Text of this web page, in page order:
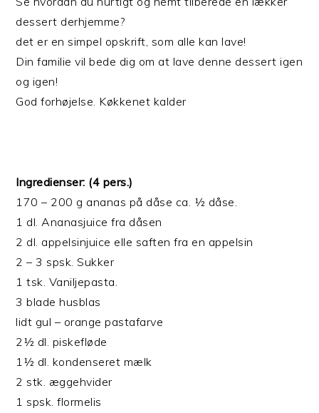
dessert derhjemme?
det er en simpel opskrift, som alle kan lave!
Din familie vil bede dig om at lave denne dessert igen
og igen!
God forhøjelse. Køkkenet kalder
Ingredienser: (4 pers.)
170 – 200 g ananas på dåse ca. ½ dåse.
1 dl. Ananasjuice fra dåsen
2 dl. appelsinjuice elle saften fra en appelsin
2 – 3 spsk. Sukker
1 tsk. Vaniljepasta.
3 blade husblas
lidt gul – orange pastafarve
2½ dl. piskefløde
1½ dl. kondenseret mælk
2 stk. æggehvider
1 spsk. flormelis